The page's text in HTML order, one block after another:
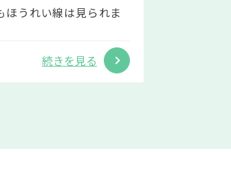
うれい線は見られま
続きを見る